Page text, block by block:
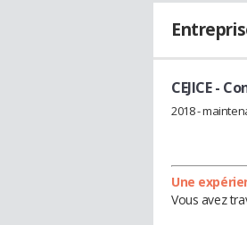
CEJICE-
2018 -
Une
Vous avez